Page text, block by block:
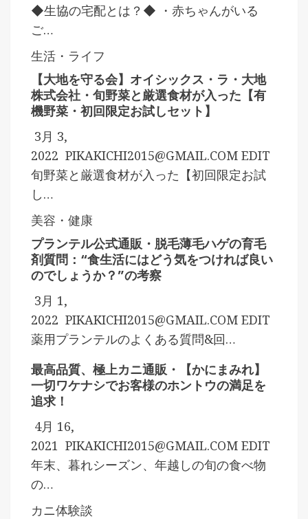
◆生協の宅配とは？◆ ・赤ちゃんがいる
ご…
生活・ライフ
【大地を守る会】オイシックス・ラ・大地
株式会社・旬野菜と厳選食材が入った【有
機野菜・初回限定お試しセット】
3月 3,
2022 PIKAKICHI2015@GMAIL.COM EDIT
旬野菜と厳選食材が入った【初回限定お試
し…
美容・健康
プランテル公式通販・脱毛薄毛ハゲの育毛
剤質問：“食生活にはどう気をつければ良い
のでしょうか？”の考察
3月 1,
2022 PIKAKICHI2015@GMAIL.COM EDIT
薬用プランテルのよくある質問&回…
最高品質、極上カニ通販・【かにまみれ】
一切ワケナシでお客様のホントウの満足を
追求！
4月 16,
2021 PIKAKICHI2015@GMAIL.COM EDIT
年末、暮れシーズン、年越しの旬の食べ物
の…
カニ体験談